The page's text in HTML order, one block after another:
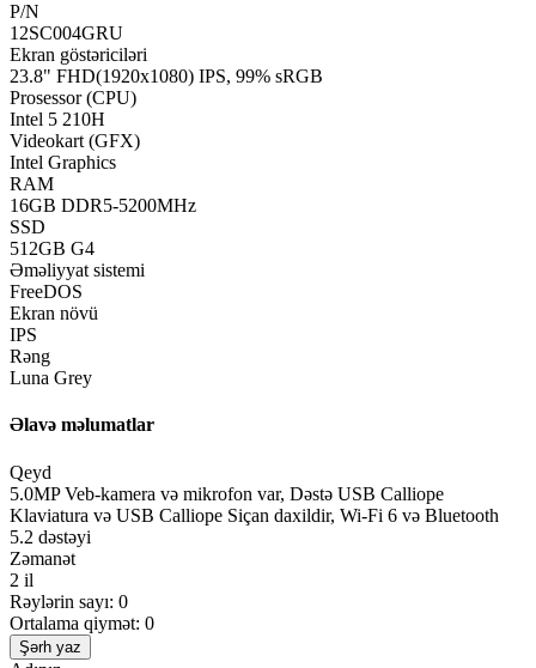
P/N
12SC004GRU
Ekran göstəriciləri
23.8" FHD(1920x1080) IPS, 99% sRGB
Prosessor (CPU)
Intel 5 210H
Videokart (GFX)
Intel Graphics
RAM
16GB DDR5-5200MHz
SSD
512GB G4
Əməliyyat sistemi
FreeDOS
Ekran növü
IPS
Rəng
Luna Grey
Əlavə məlumatlar
Qeyd
5.0MP Veb-kamera və mikrofon var, Dəstə USB Calliope
Klaviatura və USB Calliope Siçan daxildir, Wi-Fi 6 və Bluetooth
5.2 dəstəyi
Zəmanət
2 il
Rəylərin sayı: 0
Ortalama qiymət: 0
Şərh yaz